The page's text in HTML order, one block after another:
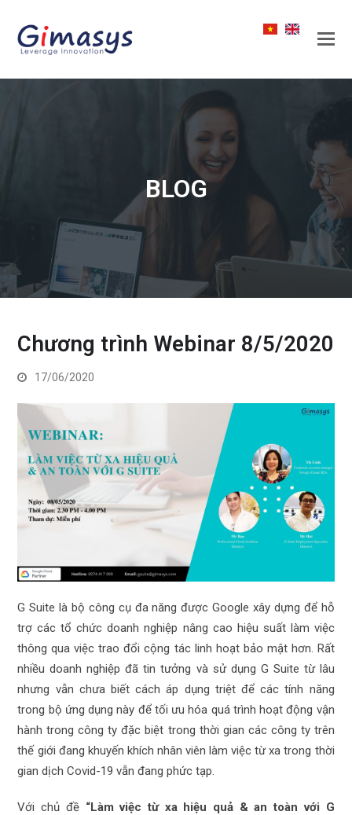
BLOG
Chương trình Webinar 8/5/2020
17/06/2020
G Suite là bộ công cụ đa năng được Google xây dựng để hỗ
trợ các tổ chức doanh nghiệp nâng cao hiệu suất làm việc
thông qua việc trao đổi cộng tác linh hoạt bảo mật hơn. Rất
nhiều doanh nghiệp đã tin tưởng và sử dụng G Suite từ lâu
nhưng vẫn chưa biết cách áp dụng triệt để các tính năng
trong bộ ứng dụng này để tối ưu hóa quá trình hoạt động vận
hành trong công ty đặc biệt trong thời gian các công ty trên
thế giới đang khuyến khích nhân viên làm việc từ xa trong thời
gian dịch Covid-19 vẫn đang phức tạp.
Với chủ đề “Làm việc từ xa hiệu quả & an toàn với G